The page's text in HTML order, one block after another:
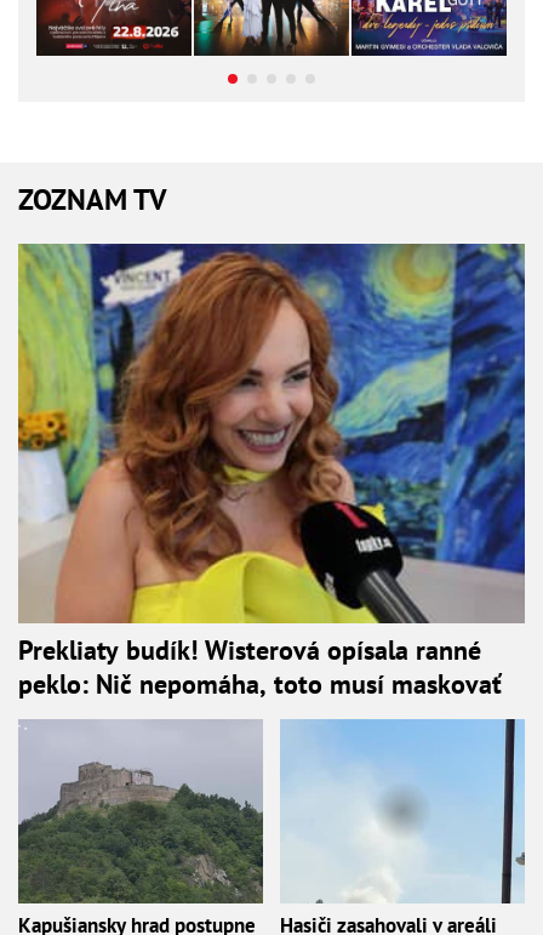
ZOZNAM TV
Prekliaty budík! Wisterová opísala ranné
peklo: Nič nepomáha, toto musí maskovať
Kapušiansky hrad postupne
Hasiči zasahovali v areáli